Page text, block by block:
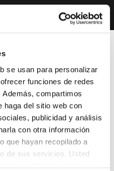
se usan para personalizar
funciones de redes
compartimos
haga del sitio web con
publicidad y análisis
con otra información
que hayan recopilado a
de sus servicios. Usted